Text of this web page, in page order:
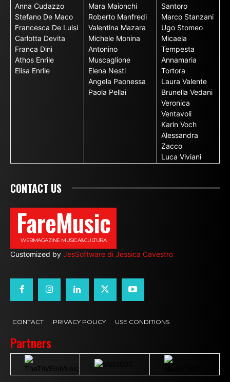
Anna Cudazzo
Stefano De Maco
Francesca De Luisi
Carlotta Devita
Franca Dini
Athos Enrile
Elisa Enrile
Mara Maionchi
Roberto Manfredi
Valentina Mazara
Michele Monina
Antonino
Muscaglione
Elena Nesti
Angela Paonessa
Paola Pellai
Santoro
Marco Stanzani
Ugo Stomeo
Micaela
Tempesta
Annamaria
Tortora
Laura Valente
Brunella Vedani
Veronica
Ventavoli
Karin Voch
Alessandra
Zacco
Luca Viviani
CONTACT US
FareMusic
WEBMAGAZINE MUSICA&CULTURA
Customized by JesSoftware di Jessica Cavestro
CONTACT PRIVACY POLICY USE CONDITIONS
Partners